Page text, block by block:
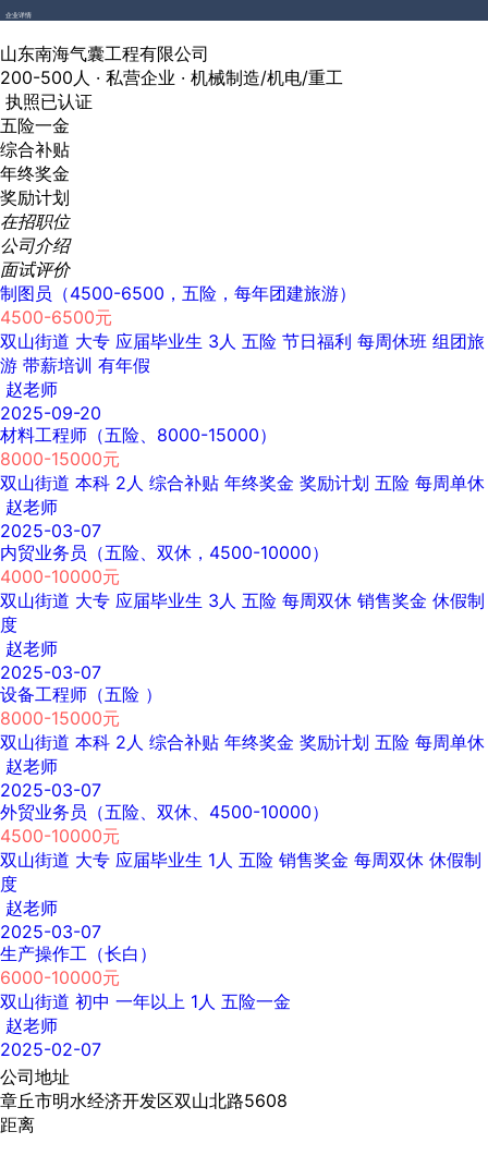
企业详情
山东南海气囊工程有限公司
200-500人 · 私营企业 · 机械制造/机电/重工
执照已认证
五险一金
综合补贴
年终奖金
奖励计划
在招职位
公司介绍
面试评价
制图员（4500-6500，五险，每年团建旅游）
4500-6500元
双山街道 大专 应届毕业生 3人 五险 节日福利 每周休班 组团旅
游 带薪培训 有年假
赵老师
2025-09-20
材料工程师（五险、8000-15000）
8000-15000元
双山街道 本科 2人 综合补贴 年终奖金 奖励计划 五险 每周单休
赵老师
2025-03-07
内贸业务员（五险、双休，4500-10000）
4000-10000元
双山街道 大专 应届毕业生 3人 五险 每周双休 销售奖金 休假制
度
赵老师
2025-03-07
设备工程师（五险 ）
8000-15000元
双山街道 本科 2人 综合补贴 年终奖金 奖励计划 五险 每周单休
赵老师
2025-03-07
外贸业务员（五险、双休、4500-10000）
4500-10000元
双山街道 大专 应届毕业生 1人 五险 销售奖金 每周双休 休假制
度
赵老师
2025-03-07
生产操作工（长白）
6000-10000元
双山街道 初中 一年以上 1人 五险一金
赵老师
2025-02-07
公司地址
章丘市明水经济开发区双山北路5608
距离